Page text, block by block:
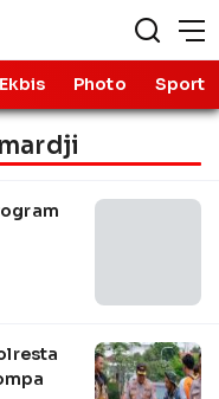
Ekbis Photo Sport